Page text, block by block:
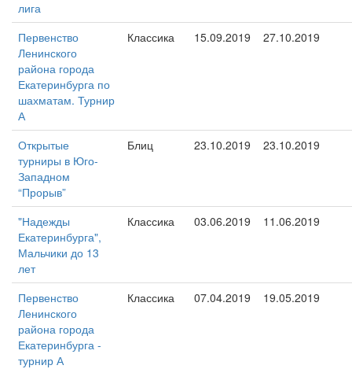
лига
Первенство
Ленинского
района города
Екатеринбурга по
шахматам. Турнир
А
Классика 15.09.2019 27.10.2019
Открытые
турниры в Юго-
Западном
“Прорыв”
Блиц 23.10.2019 23.10.2019
"Надежды
Екатеринбурга",
Мальчики до 13
лет
Классика 03.06.2019 11.06.2019
Первенство
Ленинского
района города
Екатеринбурга -
турнир А
Классика 07.04.2019 19.05.2019